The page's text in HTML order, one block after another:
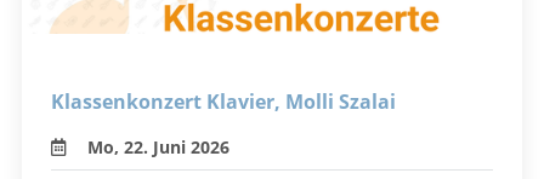
Klassenkonzert Klavier, Molli Szalai
Mo, 22. Juni 2026